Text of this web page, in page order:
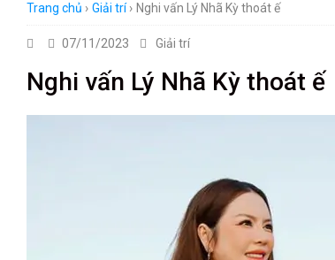
Trang chủ › Giải trí› Nghi vấn Lý Nhã Kỳ thoát ế
07/11/2023 Giải trí
Nghi vấn Lý Nhã Kỳ thoát ế